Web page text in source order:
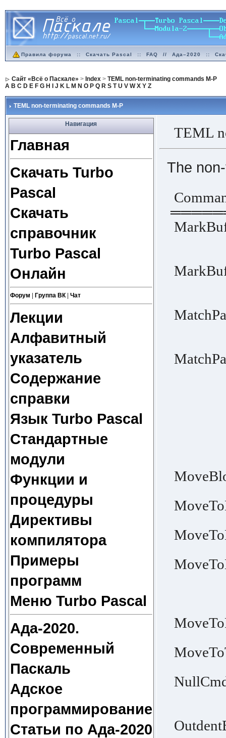
Правила форума :: Скачать Pascal :: FAQ // Ада–2020 ::
Сайт «Всё о Паскале» > Index> TEML non-terminating commands M-P
A B C D E F G H J K L M N O P Q R S T U V W X Y Z
TEML non-terminating commands M-P
Навигация
Главная
Скачать Turbo
Pascal
Скачать
справочник
Turbo Pascal
Онлайн
Форум Группа ВК| Чат
Лекции
Алфавитный
указатель
Содержание
справки
Язык Turbo Pascal
Стандартные
модули
Функции и
процедуры
Директивы
компилятора
Примеры
программ
Меню Turbo Pascal
Ада-2020.
Современный
Паскаль
Адское
программирование
Статьи по Ада-2020
TEML
The